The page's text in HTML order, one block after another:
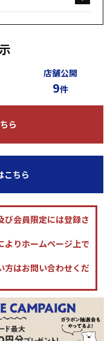
店舗公開
9件
ら
こちら
び会員限定には登録さ
よりホームページ上で
方はお問い合わせくだ